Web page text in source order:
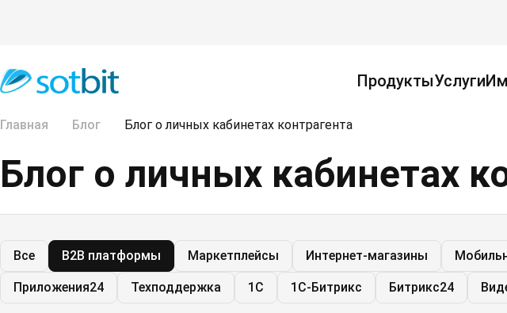
ПродуктыУслуги
Главная Блог Блог о личных кабинетах контрагента
Блог о личных кабинетах
Все B2B платформы Маркетплейсы Интернет-магазины
Приложения24 Техподдержка 1C 1С-Битрикс Битрикс24